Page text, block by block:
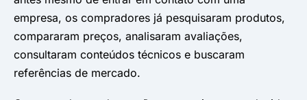
empresa, os compradores já pesquisaram produtos,
compararam preços, analisaram avaliações,
consultaram conteúdos técnicos e buscaram
referências de mercado.